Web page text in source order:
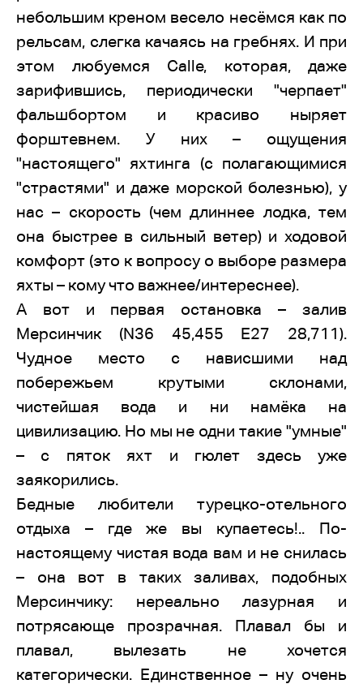
небольшим креном весело несёмся как по
рельсам, слегка качаясь на гребнях. И при
этом любуемся Calle, которая, даже
зарифившись, периодически "черпает"
фальшбортом и красиво ныряет
форштевнем. У них – ощущения
"настоящего" яхтинга (с полагающимися
"страстями" и даже морской болезнью), у
нас – скорость (чем длиннее лодка, тем
она быстрее в сильный ветер) и ходовой
комфорт (это к вопросу о выборе размера
яхты – кому что важнее/интереснее).
А вот и первая остановка – залив
Мерсинчик (N36 45,455 E27 28,711).
Чудное место с нависшими над
побережьем крутыми склонами,
чистейшая вода и ни намёка на
цивилизацию. Но мы не одни такие "умные"
– с пяток яхт и гюлет здесь уже
заякорились.
Бедные любители турецко-отельного
отдыха – где же вы купаетесь!.. По-
настоящему чистая вода вам и не снилась
– она вот в таких заливах, подобных
Мерсинчику: нереально лазурная и
потрясающе прозрачная. Плавал бы и
плавал, вылезать не хочется
категорически. Единственное – ну очень